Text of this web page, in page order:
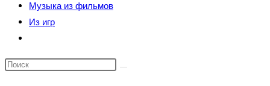
Музыка из фильмов
Из игр
по